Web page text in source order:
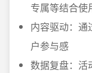
专属等结合使
内容驱动：通
户参与感
数据复盘：活